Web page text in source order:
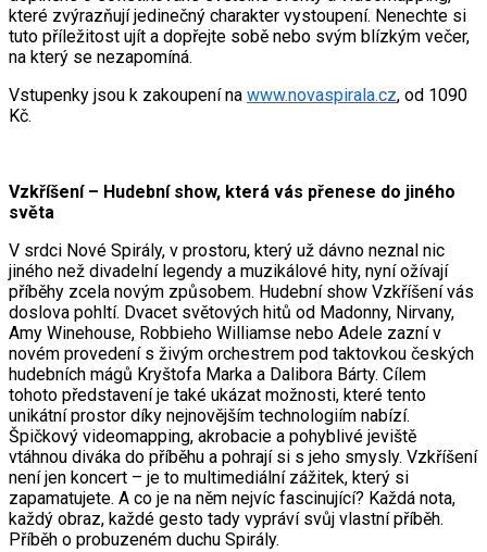
které zvýrazňují jedinečný charakter vystoupení. Nenechte si
tuto příležitost ujít a dopřejte sobě nebo svým blízkým večer,
na který se nezapomíná.
Vstupenky jsou k zakoupení na www.novaspirala.cz, od 1090
Kč.
Vzkříšení – Hudební show, která vás přenese do jiného
světa
V srdci Nové Spirály, v prostoru, který už dávno neznal nic
jiného než divadelní legendy a muzikálové hity, nyní ožívají
příběhy zcela novým způsobem. Hudební show Vzkříšení vás
doslova pohltí. Dvacet světových hitů od Madonny, Nirvany,
Amy Winehouse, Robbieho Williamse nebo Adele zazní v
novém provedení s živým orchestrem pod taktovkou českých
hudebních mágů Kryštofa Marka a Dalibora Bárty. Cílem
tohoto představení je také ukázat možnosti, které tento
unikátní prostor díky nejnovějším technologiím nabízí.
Špičkový videomapping, akrobacie a pohyblivé jeviště
vtáhnou diváka do příběhu a pohrají si s jeho smysly. Vzkříšení
není jen koncert – je to multimediální zážitek, který si
zapamatujete. A co je na něm nejvíc fascinující? Každá nota,
každý obraz, každé gesto tady vypráví svůj vlastní příběh.
Příběh o probuzeném duchu Spirály.